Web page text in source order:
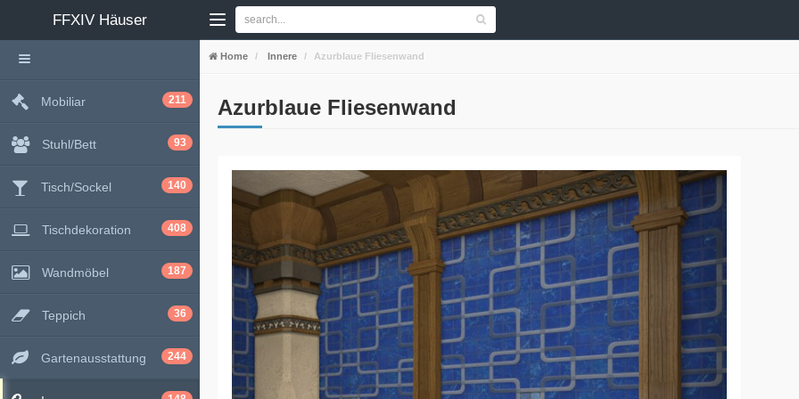
FFXIV Häuser
Home Innere Azurblaue Fliesenwand
Azurblaue Fliesenwand
Mobiliar 211
Stuhl/Bett 93
Tisch/Sockel 140
Tischdekoration 408
Wandmöbel 187
Teppich 36
Gartenausstattung 244